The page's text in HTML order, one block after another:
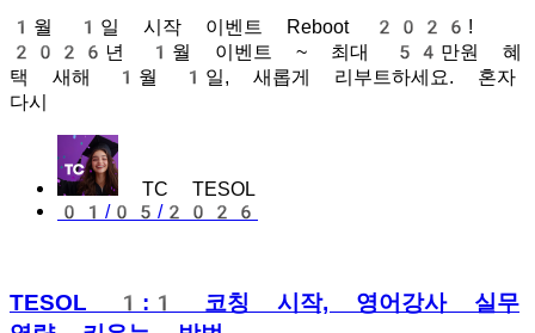
1월 1일 시작 이벤트 Reboot 2026!
2026년 1월 이벤트 ~ 최대 54만원 혜
택 새해 1월 1일, 새롭게 리부트하세요. 혼자
다시
TC TESOL
01/05/2026
TESOL 1:1 코칭 시작, 영어강사 실무